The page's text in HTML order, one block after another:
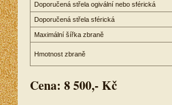
Doporučená střela ogivální nebo sférická
Doporučená střela sférická
Maximální šířka zbraně
Hmotnost zbraně
Cena: 8 500,- Kč